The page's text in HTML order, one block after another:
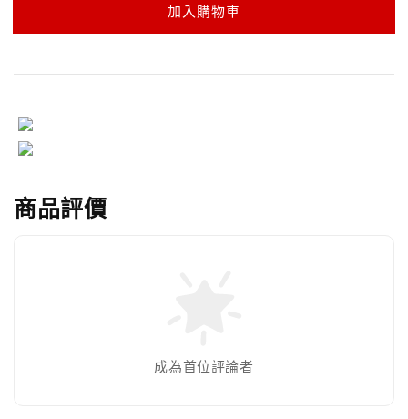
加入購物車
商品評價
成為首位評論者